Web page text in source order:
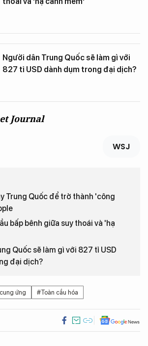
Người dân Trung Quốc sẽ làm gì với
827 tỉ USD dành dụm trong đại dịch?
Journal
WSJ
Trung Quốc để trở thành 'công
bấp bênh giữa suy thoái và 'hạ
Quốc sẽ làm gì với 827 tỉ USD
đại dịch?
ứng #Toàn cầu hóa